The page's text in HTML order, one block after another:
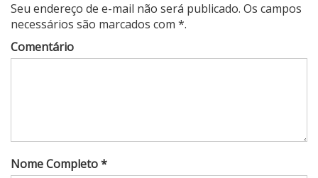
Seu endereço de e-mail não será publicado. Os campos
necessários são marcados com *.
Comentário
Nome Completo *